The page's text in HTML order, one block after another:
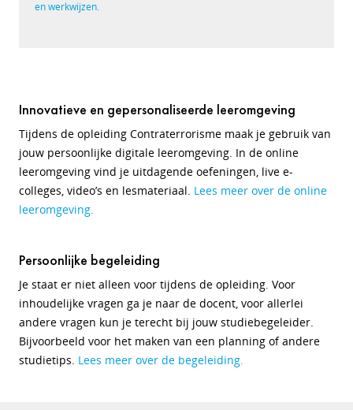
en werkwijzen.
Innovatieve en gepersonaliseerde leeromgeving
Tijdens de opleiding Contraterrorisme maak je gebruik van
jouw persoonlijke digitale leeromgeving. In de online
leeromgeving vind je uitdagende oefeningen, live e-
colleges, video’s en lesmateriaal. Lees meer over de online
leeromgeving.
Persoonlijke begeleiding
Je staat er niet alleen voor tijdens de opleiding. Voor
inhoudelijke vragen ga je naar de docent, voor allerlei
andere vragen kun je terecht bij jouw studiebegeleider.
Bijvoorbeeld voor het maken van een planning of andere
studietips. Lees meer over de begeleiding.